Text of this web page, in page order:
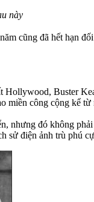
này
cũng đã hết hạn
Hollywood, Buster
miền công cộng kể từ
nhưng đó không
sử điện ảnh trù phú